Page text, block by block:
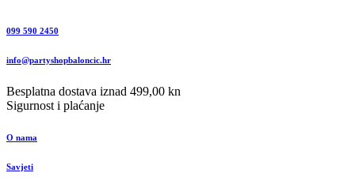
099 590 2450
info@partyshopbaloncic.hr
Besplatna dostava iznad 499,00 kn
Sigurnost i plaćanje
O nama
Savjeti